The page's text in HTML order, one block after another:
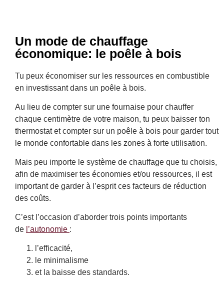
Un mode de chauffage
économique: le poêle à bois
Tu peux économiser sur les ressources en combustible
en investissant dans un poêle à bois.
Au lieu de compter sur une fournaise pour chauffer
chaque centimètre de votre maison, tu peux baisser ton
thermostat et compter sur un poêle à bois pour garder tout
le monde confortable dans les zones à forte utilisation.
Mais peu importe le système de chauffage que tu choisis,
afin de maximiser tes économies et/ou ressources, il est
important de garder à l’esprit ces facteurs de réduction
des coûts.
C’est l’occasion d’aborder trois points importants
de l’autonomie :
l’efficacité,
le minimalisme
et la baisse des standards.